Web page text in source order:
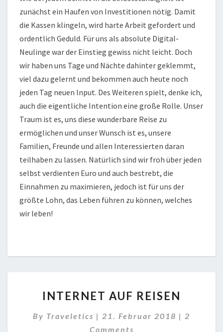
zunächst ein Haufen von Investitionen nötig. Damit
die Kassen klingeln, wird harte Arbeit gefordert und
ordentlich Geduld. Für uns als absolute Digital-
Neulinge war der Einstieg gewiss nicht leicht. Doch
wir haben uns Tage und Nächte dahinter geklemmt,
viel dazu gelernt und bekommen auch heute noch
jeden Tag neuen Input. Des Weiteren spielt, denke ich,
auch die eigentliche Intention eine große Rolle. Unser
Traum ist es, uns diese wunderbare Reise zu
ermöglichen und unser Wunsch ist es, unsere
Familien, Freunde und allen Interessierten daran
teilhaben zu lassen. Natürlich sind wir froh über jeden
selbst verdienten Euro und auch bestrebt, die
Einnahmen zu maximieren, jedoch ist für uns der
größte Lohn, das Leben führen zu können, welches
wir leben!
N
E
R
INTERNET AUF REISEN
By Traveletics | 21. Februar 2018 | C
O
2
Comments